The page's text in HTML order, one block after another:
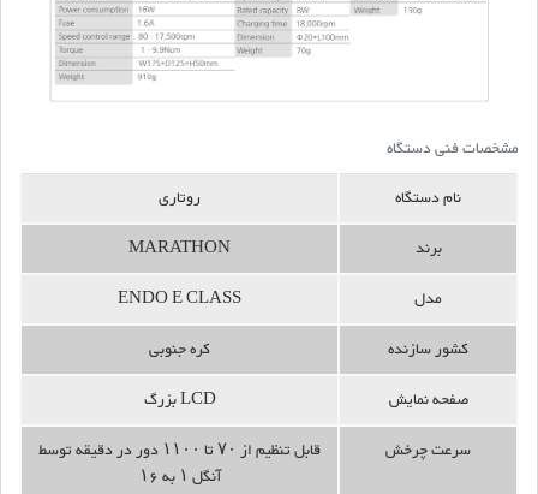
مشخصات فنی دستگاه
نام دستگاه
روتاری
برند
MARATHON
مدل
ENDO E CLASS
کشور سازنده
کره جنوبی
صفحه نمایش
LCD بزرگ
سرعت چرخش
قابل تنظیم از ۷۰ تا ۱۱۰۰ دور در دقیقه توسط
آنگل ۱ به ۱۶